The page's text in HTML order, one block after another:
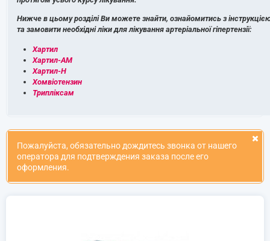
Нижче в цьому розділі Ви можете знайти, ознайомитись з
та замовити необхідні ліки для лікування артеріальної гіпертензії:
Хартил
Хартил-АМ
Хартил-Н
Хомвіотензин
Трипліксам
Пожалуйста, обязательно дождитесь звонка от нашего
оператора для подтверждения заказа после его
оформления.